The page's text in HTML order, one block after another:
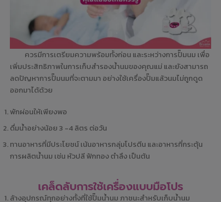
ควรมีการเตรียมความพร้อมทั้งก่อน และระหว่างการปั๊มนม เพื่อ
เพิ่มประสิทธิภาพในการเก็บสำรองน้ำนมของคุณแม่ และยังสามารถ
ลดปัญหาการปั๊มนมที่จะตามมา อย่างใช้เครื่องปั๊มแล้วนมไม่ถูกดูด
ออกมาได้ด้วย
พักผ่อนให้เพียงพอ
ดื่มน้ำอย่างน้อย 3 -4 ลิตร ต่อวัน
ทานอาหารที่มีประโยชน์ เน้นอาหารกลุ่มโปรตีน และอาหารที่กระตุ้น
การผลิตน้ำนม เช่น หัวปลี ฟักทอง ตำลึง เป็นต้น
เคล็ดลับการใช้เครื่องแบบมือโปร
ล้างอุปกรณ์ทุกอย่างทั้งที่ใช้ปั๊มน้ำนม ภาชนะสำหรับเก็บน้ำนม